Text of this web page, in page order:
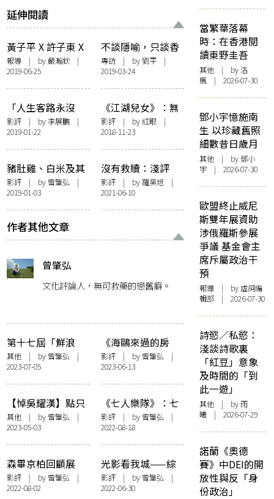
延伸閱讀
黃子平 X 許子東 X
沈雙 X 黃念欣︰在
地因緣研討會之
「小說香港」紀錄
報導 | by 嚴瀚欽 |
2019-06-25
不談隱喻，只談香
港——專訪陳果
專訪| by劉平|
2019-03-24
「人生客路永沒
平」：許鞍華的旅
程電影與香港意識
影評 | by 李展鵬 |
2019-01-22
《江湖兒女》：無
情有義，刺而不痛
影評| by紅眼|
2018-11-23
豬肚雞、白米及其
他︰《地下情》的
先鋒目光
影評 | by 曾肇弘 |
2019-01-03
沒有救贖：淺評
《快樂終結》
影評| by 羅昊培|
2021-06-10
作者其他文章
曾肇弘
文化評論人，無可救藥的戀舊癖。
第十七屆「鮮浪
潮」本地短片札記
其他 | by 曾肇弘 |
2023-07-05
《海鷗來過的房
間》：寫情・寫
景・寫意
影評| by 曾肇弘 |
2023-06-13
【悼吳耀漢】點只
搞笑咁簡單
其他 | by 曾肇弘 |
2023-05-03
《七人樂隊》：七
個關鍵詞
影評| by 曾肇弘 |
2022-08-18
森畢京柏回顧展
——隔代重看《大
丈夫》
影評 | by 曾肇弘 |
2022-08-02
光影看我城——綜
論「鮮浪潮」本地
競賽短片
影評| by 曾肇弘 |
2022-06-30
當繁華落幕
時：在香港閱
讀東野圭吾
其他 | by洛
楓 | 2026-07-30
鄧小宇憶施南
生 以珍藏舊照
細數昔日歲月
其他 | by 鄧小
宇 | 2026-07-30
歐盟終止威尼
斯雙年展資助
涉俄羅斯參展
爭議 基金會主
席斥屬政治干
預
報導 | by 虛詞編
輯部 | 2026-07-30
詩慾／私慾：
淺談詩歌裏
「紅豆」意象
及時間的「到
此一遊」
其他 | by 雨
曦 | 2026-07-29
諾蘭《奧德
賽》中DEI的開
放性與反「身
份政治」